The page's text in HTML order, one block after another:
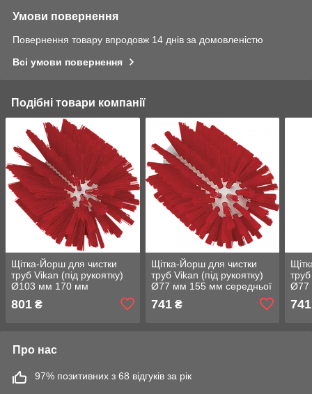
Умови повернення
Повернення товару впродовж 14 днів за домовленістю
Всі умови повернення
Подібні товари компанії
Щітка-Йорш для чистки
труб Vikan (під рукоятку)
Ø103 мм 170 мм
червона
801 ₴
Щітка-Йорш для чистки
труб Vikan (під рукоятку)
Ø77 мм 155 мм середньої
741₴
Ø77
741
Про нас
97% позитивних з 68 відгуків за рік